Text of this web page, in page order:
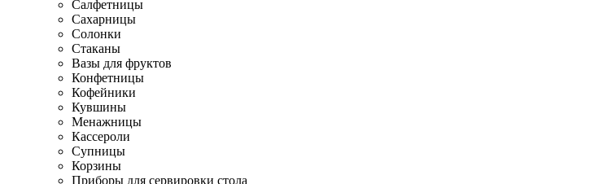
Салфетницы
Сахарницы
Солонки
Стаканы
Вазы для фруктов
Конфетницы
Кофейники
Кувшины
Менажницы
Кассероли
Супницы
Корзины
Приборы для сервировки стола